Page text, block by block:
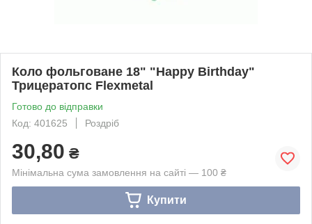
Коло фольговане 18" "Happy Birthday"
Трицератопс Flexmetal
Готово до відправки
Код: 401625
Роздріб
30,80 ₴
Мінімальна сума замовлення на сайті — 100 ₴
Купити